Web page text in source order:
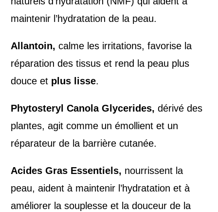
maintenir l’hydratation de la peau.
Allantoin,calme les irritations, favorise la
réparation des tissus et rend la peau plus
douce et plus lisse.
Phytosteryl Canola Glycerides,dérivé des
plantes, agit comme un émollient et un
réparateur de la barrière cutanée.
Acides Gras Essentiels, nourrissent la
peau, aident à maintenir l’hydratation et à
améliorer la souplesse et la douceur de la